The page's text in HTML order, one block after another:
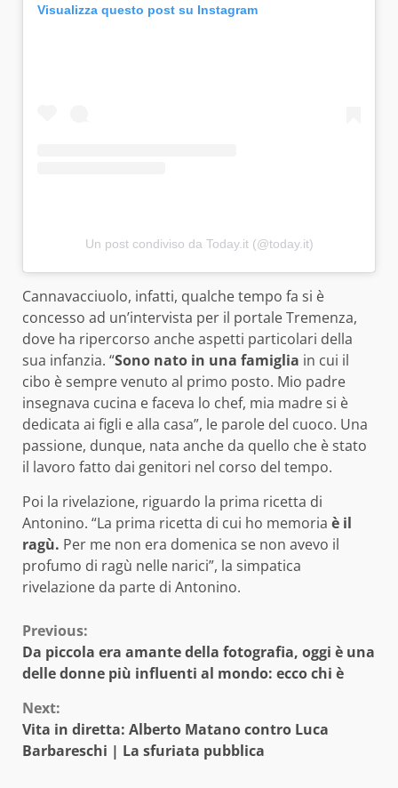
Visualizza questo post su Instagram
Un post condiviso da Today.it (@today.it)
Cannavacciuolo, infatti, qualche tempo fa si è
concesso ad un’intervista per il portale Tremenza,
dove ha ripercorso anche aspetti particolari della
sua infanzia. “Sono nato in una famiglia in cui il
cibo è sempre venuto al primo posto. Mio padre
insegnava cucina e faceva lo chef, mia madre si è
dedicata ai figli e alla casa”, le parole del cuoco. Una
passione, dunque, nata anche da quello che è stato
il lavoro fatto dai genitori nel corso del tempo.
Poi la rivelazione, riguardo la prima ricetta di
Antonino. “La prima ricetta di cui ho memoria è il
ragù. Per me non era domenica se non avevo il
profumo di ragù nelle narici”, la simpatica
rivelazione da parte di Antonino.
Continue
Reading
Previous:
Da piccola era amante della fotografia, oggi è una
delle donne più influenti al mondo: ecco chi è
Next:
Vita in diretta: Alberto Matano contro Luca
Barbareschi | La sfuriata pubblica